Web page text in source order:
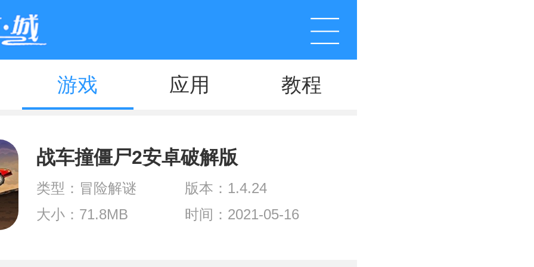
游戏 应用 教程
战车撞僵尸2安卓破解版
类型：冒险解谜
版本：1.4.24
大小：71.8MB
时间：2021-05-16